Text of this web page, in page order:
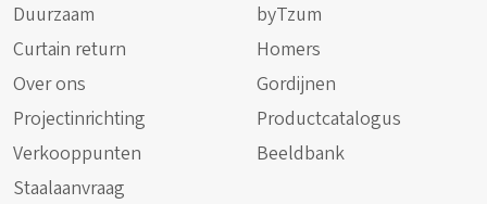
Duurzaam
Curtain return
Over ons
Projectinrichting
Verkooppunten
Staalaanvraag
byTzum
Homers
Gordijnen
Productcatalogus
Beeldbank